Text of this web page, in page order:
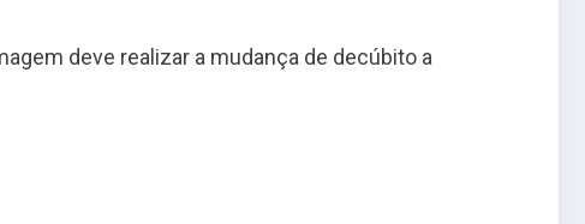
deve realizar a mudança de decúbito a